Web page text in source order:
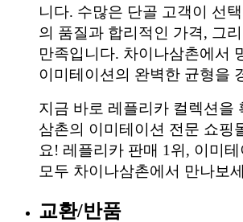
니다. 수많은 단골 고객이 선
의 품질과 합리적인 가격, 그
만족입니다. 차이나삼촌에서
이미테이션의 완벽한 균형을
지금 바로 레플리카 컬렉션을
삼촌의 이미테이션 전문 쇼핑
요! 레플리카 판매 1위, 이미
모두 차이나삼촌에서 만나보
교환/반품